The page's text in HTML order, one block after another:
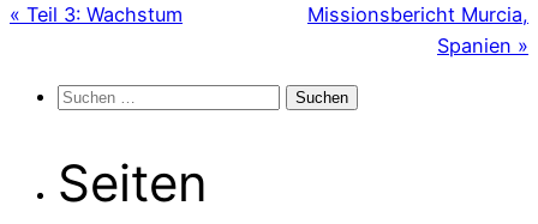
« Teil 3: Wachstum
Missionsbericht Murcia,
Spanien »
Suchen
Seiten